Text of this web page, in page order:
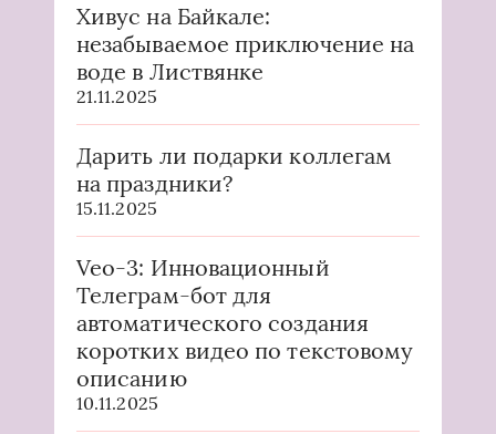
Хивус на Байкале:
незабываемое приключение на
воде в Листвянке
21.11.2025
Дарить ли подарки коллегам
на праздники?
15.11.2025
Veo-3: Инновационный
Телеграм-бот для
автоматического создания
коротких видео по текстовому
описанию
10.11.2025